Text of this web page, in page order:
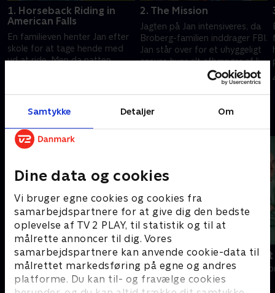
Samtykke Detaljer Om
Dine data og cookies
Vi bruger egne cookies og cookies fra
samarbejdspartnere for at give dig den bedste
oplevelse af TV 2 PLAY, til statistik og til at
målrette annoncer til dig. Vores
samarbejdspartnere kan anvende cookie-data til
målrettet markedsføring på egne og andres
platforme. Du kan til- og fravælge cookies
1. Horseback Riding in
American Falls
En familieven henter Jan efter
skole for at tage hende med
ud at ride. Men da natten
mareridtet.
2. The Mission
Jagten på Jan intensiveres, da
Broberg-familien inddrager FBI.
Jan står over for et uhyggeligt
ansvar, hvor alt afhænger af liv
4. november 2022 • 50 min
Andre så også
Happy fucking Pride
Drama • 1 sæsoner
Fake Patient
Drama • 1